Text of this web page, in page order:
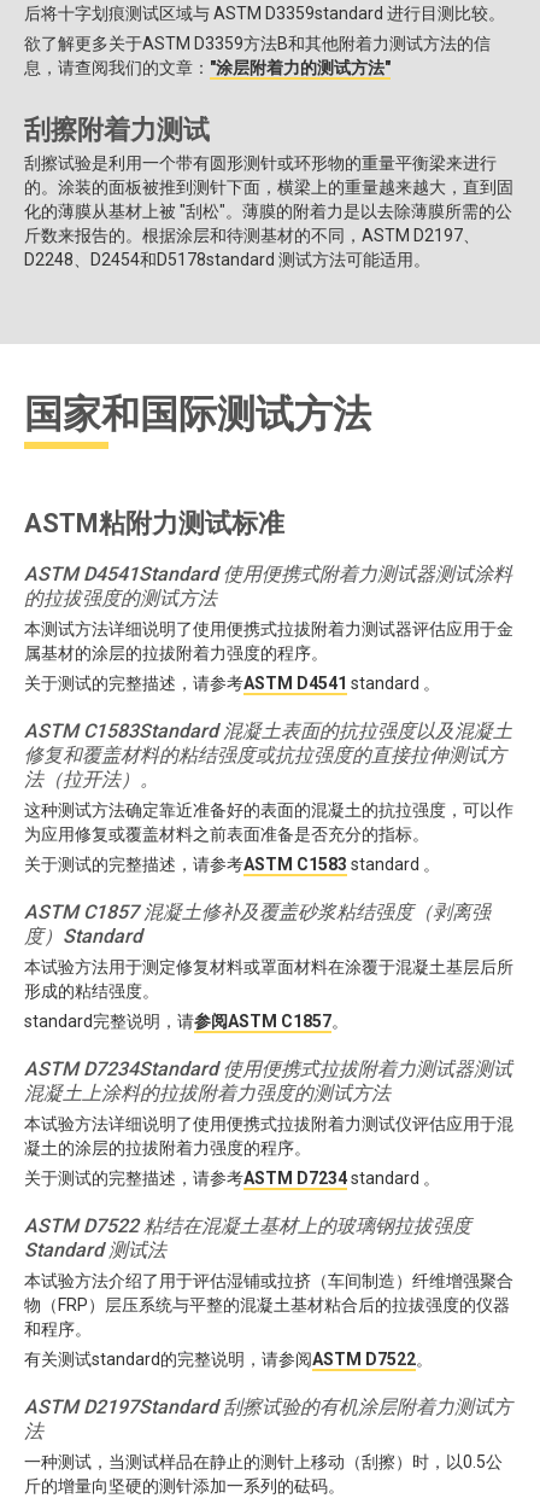
后将十字划痕测试区域与 ASTM D3359standard 进行目测比较。
欲了解更多关于ASTM D3359方法B和其他附着力测试方法的信
息，请查阅我们的文章： "涂层附着力的测试方法"
刮擦附着力测试
刮擦试验是利用一个带有圆形测针或环形物的重量平衡梁来进行
的。涂装的面板被推到测针下面，横梁上的重量越来越大，直到固
化的薄膜从基材上被 "刮松"。薄膜的附着力是以去除薄膜所需的公
斤数来报告的。根据涂层和待测基材的不同，ASTM D2197、
D2248、D2454和D5178standard 测试方法可能适用。
国家和国际测试方法
ASTM粘附力测试标准
ASTM D4541Standard 使用便携式附着力测试器测试涂料
的拉拔强度的测试方法
本测试方法详细说明了使用便携式拉拔附着力测试器评估应用于金
属基材的涂层的拉拔附着力强度的程序。
关于测试的完整描述，请参考ASTM D4541 standard 。
ASTM C1583Standard 混凝土表面的抗拉强度以及混凝土
修复和覆盖材料的粘结强度或抗拉强度的直接拉伸测试方
法（拉开法）。
这种测试方法确定靠近准备好的表面的混凝土的抗拉强度，可以作
为应用修复或覆盖材料之前表面准备是否充分的指标。
关于测试的完整描述，请参考ASTM C1583 standard 。
ASTM C1857 混凝土修补及覆盖砂浆粘结强度（剥离强
度）Standard
本试验方法用于测定修复材料或罩面材料在涂覆于混凝土基层后所
形成的粘结强度。
standard完整说明，请参阅ASTM C1857。
ASTM D7234Standard 使用便携式拉拔附着力测试器测试
混凝土上涂料的拉拔附着力强度的测试方法
本试验方法详细说明了使用便携式拉拔附着力测试仪评估应用于混
凝土的涂层的拉拔附着力强度的程序。
关于测试的完整描述，请参考ASTM D7234standard 。
ASTM D7522 粘结在混凝土基材上的玻璃钢拉拔强度
Standard 测试法
本试验方法介绍了用于评估湿铺或拉挤（车间制造）纤维增强聚合
物（FRP）层压系统与平整的混凝土基材粘合后的拉拔强度的仪器
和程序。
有关测试standard的完整说明，请参阅ASTM D7522。
ASTM D2197Standard 刮擦试验的有机涂层附着力测试方
法
一种测试，当测试样品在静止的测针上移动（刮擦）时，以0.5公
斤的增量向坚硬的测针添加一系列的砝码。